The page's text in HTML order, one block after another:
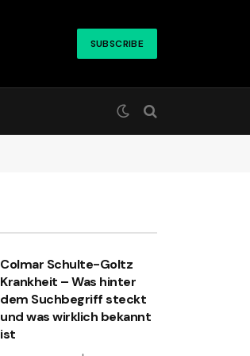
SUBSCRIBE
Colmar Schulte-Goltz
Krankheit – Was hinter
dem Suchbegriff steckt
und was wirklich bekannt
ist